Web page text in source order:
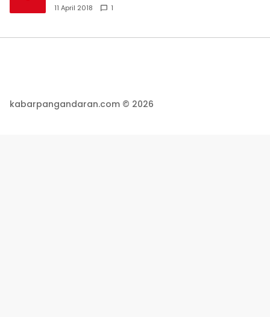
11 April 2018 1
kabarpangandaran.com © 2026